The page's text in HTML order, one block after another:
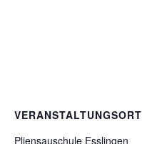
VERANSTALTUNGSORT
Pliensauschule Esslingen